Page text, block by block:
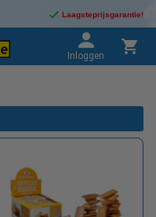
Laagsteprijsgarantie!
Inloggen